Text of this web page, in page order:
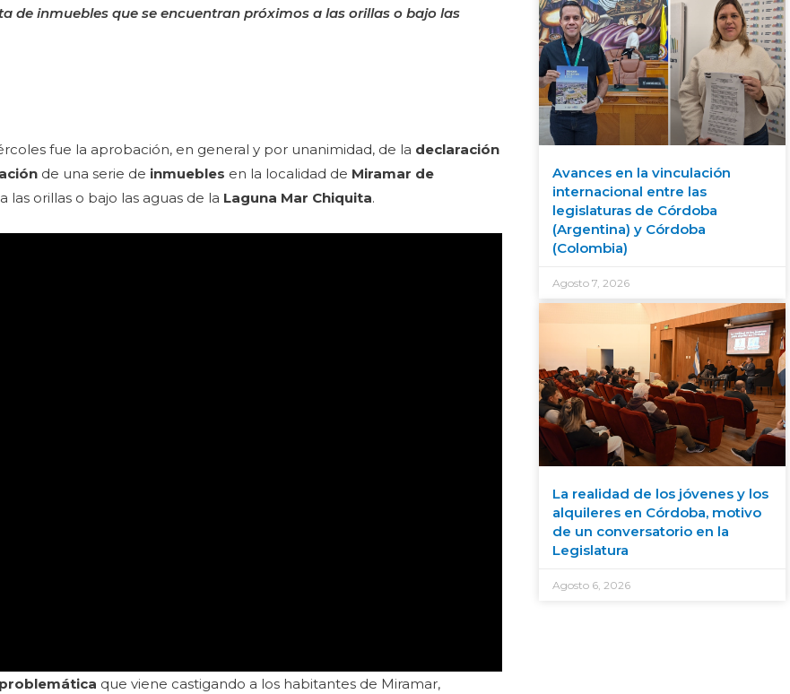
de inmuebles que se encuentran próximos a las orillas o bajo las
fue la aprobación, en general y por unanimidad, de la declaración
de una serie de inmuebles en la localidad de Miramar de
orillas o bajo las aguas de la Laguna Mar Chiquita.
que viene castigando a los habitantes de Miramar,
Avances en la vinculación
internacional entre las
legislaturas de Córdoba
(Argentina) y Córdoba
(Colombia)
Agosto 7, 2026
La realidad de los jóvenes y los
alquileres en Córdoba, motivo
de un conversatorio en la
Legislatura
Agosto 6, 2026